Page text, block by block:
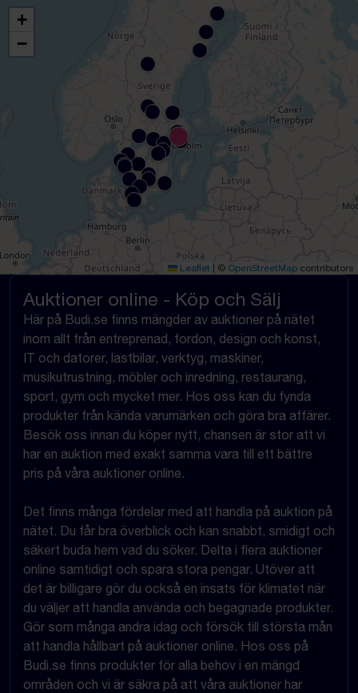
+
−
Leaflet © OpenStreetMap contributors
Auktioner online - Köp och Sälj
Här på Budi.se finns mängder av auktioner på nätet
inom allt från entreprenad, fordon, design och konst,
IT och datorer, lastbilar, verktyg, maskiner,
musikutrustning, möbler och inredning, restaurang,
sport, gym och mycket mer. Hos oss kan du fynda
produkter från kända varumärken och göra bra affärer.
Besök oss innan du köper nytt, chansen är stor att vi
har en auktion med exakt samma vara till ett bättre
pris på våra auktioner online.
Det finns många fördelar med att handla på auktion på
nätet. Du får bra överblick och kan snabbt, smidigt och
säkert buda hem vad du söker. Delta i flera auktioner
online samtidigt och spara stora pengar. Utöver att
det är billigare gör du också en insats för klimatet när
du väljer att handla använda och begagnade produkter.
Gör som många andra idag och försök till största mån
att handla hållbart på auktioner online. Hos oss på
Budi.se finns produkter för alla behov i en mängd
områden och vi är säkra på att våra auktioner har